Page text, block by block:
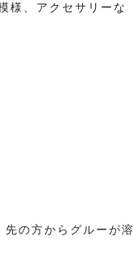
様、アクセサリーな
の方からグルーが溶